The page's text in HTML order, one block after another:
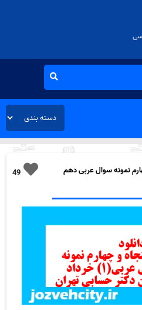
49
نمونه سوال عربی دهم